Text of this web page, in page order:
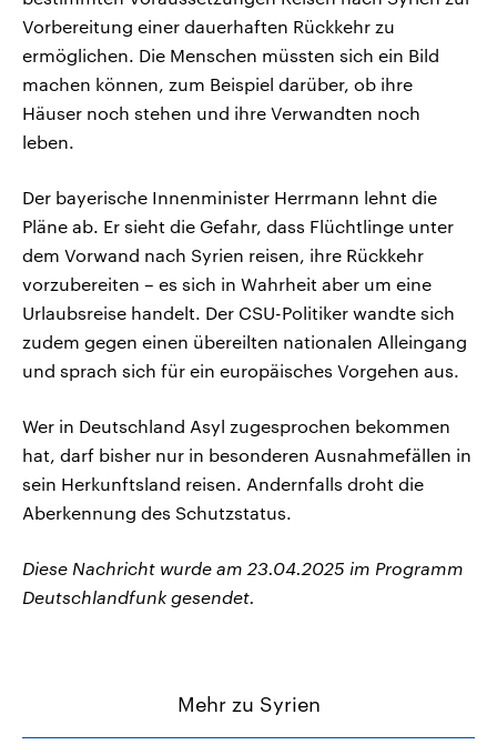
Vorbereitung einer dauerhaften Rückkehr zu
ermöglichen. Die Menschen müssten sich ein Bild
machen können, zum Beispiel darüber, ob ihre
Häuser noch stehen und ihre Verwandten noch
leben.
Der bayerische Innenminister Herrmann lehnt die
Pläne ab. Er sieht die Gefahr, dass Flüchtlinge unter
dem Vorwand nach Syrien reisen, ihre Rückkehr
vorzubereiten – es sich in Wahrheit aber um eine
Urlaubsreise handelt. Der CSU-Politiker wandte sich
zudem gegen einen übereilten nationalen Alleingang
und sprach sich für ein europäisches Vorgehen aus.
Wer in Deutschland Asyl zugesprochen bekommen
hat, darf bisher nur in besonderen Ausnahmefällen in
sein Herkunftsland reisen. Andernfalls droht die
Aberkennung des Schutzstatus.
Diese Nachricht wurde am 23.04.2025 im Programm
Deutschlandfunk gesendet.
Mehr zu Syrien